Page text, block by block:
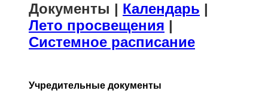
Документы | Календарь |
Лето просвещения |
Системное расписание
Учредительные документы